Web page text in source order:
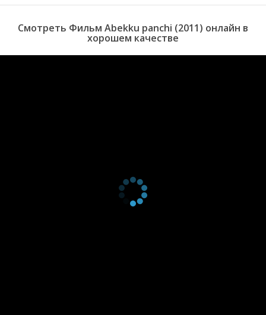
Смотреть Фильм Abekku panchi (2011) онлайн в
хорошем качестве